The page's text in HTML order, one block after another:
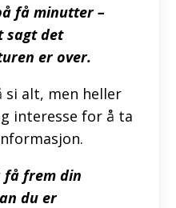
få minutter –
sagt det
er over.
si alt, men heller
interesse for å ta
få frem din
du er